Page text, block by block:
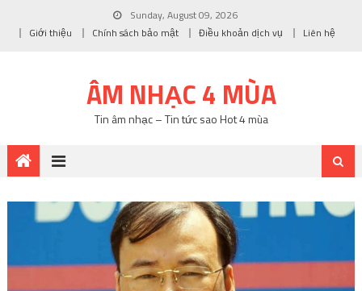
Sunday, August 09, 2026
Giới thiệu
Chính sách bảo mật Điều khoản dịch vụ Liên hệ
ÂM NHẠC 4 MÙA
Tin âm nhạc – Tin tức sao Hot 4 mùa